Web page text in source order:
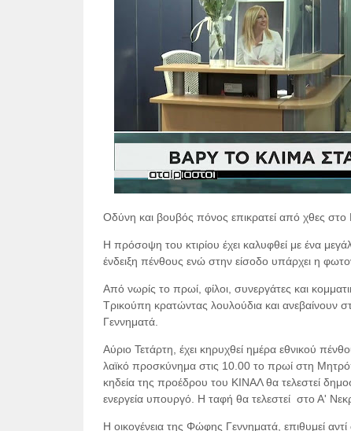
Οδύνη και βουβός πόνος επικρατεί από χθες
Η πρόσοψη του κτιρίου έχει καλυφθεί με ένα
ένδειξη πένθους ενώ στην είσοδο υπάρχει η
Από νωρίς το πρωί, φίλοι, συνεργάτες και
Τρικούπη κρατώντας λουλούδια και
Γεννηματά.
Αύριο Τετάρτη, έχει κηρυχθεί ημέρα εθνικού
λαϊκό προσκύνημα στις 10.00 το πρωί στη
κηδεία της προέδρου του ΚΙΝΑΛ θα τελεστεί
ενεργεία υπουργό. Η ταφή θα τελεστεί στο Α'
Η οικογένεια της Φώφης Γεννηματά, επιθυμεί